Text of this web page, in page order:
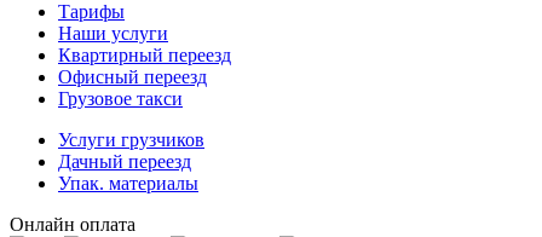
Тарифы
Наши услуги
Квартирный переезд
Офисный переезд
Грузовое такси
Услуги грузчиков
Дачный переезд
Упак. материалы
Онлайн оплата